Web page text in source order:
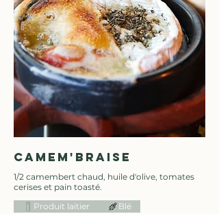
Camem'Braise
1/2 camembert chaud, huile d'olive, tomates
cerises et pain toasté.
Produit laitier Blé